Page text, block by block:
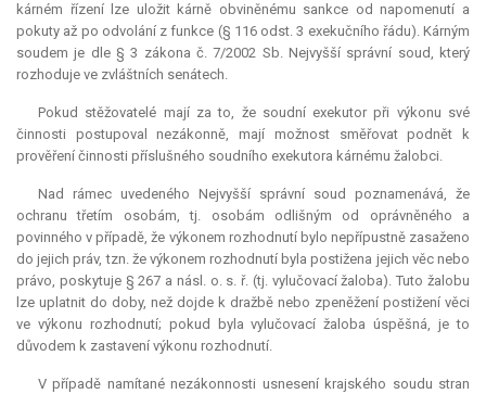
kárném řízení lze uložit kárně obviněnému sankce od napomenutí a
pokuty až po odvolání z funkce (§ 116 odst. 3 exekučního řádu). Kárným
soudem je dle § 3 zákona č. 7/2002 Sb. Nejvyšší správní soud, který
rozhoduje ve zvláštních senátech.
Pokud stěžovatelé mají za to, že soudní exekutor při výkonu své
činnosti postupoval nezákonně, mají možnost směřovat podnět k
prověření činnosti příslušného soudního exekutora kárnému žalobci.
Nad rámec uvedeného Nejvyšší správní soud poznamenává, že
ochranu třetím osobám, tj. osobám odlišným od oprávněného a
povinného v případě, že výkonem rozhodnutí bylo nepřípustně zasaženo
do jejich práv, tzn. že výkonem rozhodnutí byla postižena jejich věc nebo
právo, poskytuje § 267 a násl. o. s. ř. (tj. vylučovací žaloba). Tuto žalobu
lze uplatnit do doby, než dojde k dražbě nebo zpeněžení postižení věci
ve výkonu rozhodnutí; pokud byla vylučovací žaloba úspěšná, je to
důvodem k zastavení výkonu rozhodnutí.
V případě namítané nezákonnosti usnesení krajského soudu stran